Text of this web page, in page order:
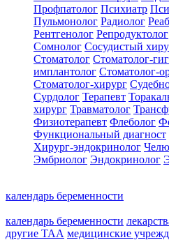
Профпатолог Психиатр
Пульмонолог Радиолог
Рентгенолог Репродуктолог
Сомнолог Сосудистый
Стоматолог Стоматолог-
имплантолог Стоматолог-
Стоматолог-хирург
Сурдолог Терапевт
хирург Травматолог
Физиотерапевт Флеболог
Функциональный диагност
Хирург-эндокринолог
Эмбриолог Эндокринолог
календарь беременности
календарь беременности
другие ТАА медицинские